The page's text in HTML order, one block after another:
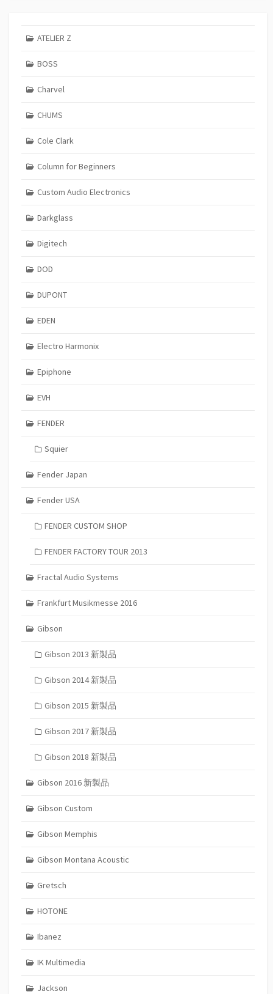
ATELIER Z
BOSS
Charvel
CHUMS
Cole Clark
Column for Beginners
Custom Audio Electronics
Darkglass
Digitech
DOD
DUPONT
EDEN
Electro Harmonix
Epiphone
EVH
FENDER
Squier
Fender Japan
Fender USA
FENDER CUSTOM SHOP
FENDER FACTORY TOUR 2013
Fractal Audio Systems
Frankfurt Musikmesse 2016
Gibson
Gibson 2013 新製品
Gibson 2014 新製品
Gibson 2015 新製品
Gibson 2017 新製品
Gibson 2018 新製品
Gibson 2016 新製品
Gibson Custom
Gibson Memphis
Gibson Montana Acoustic
Gretsch
HOTONE
Ibanez
IK Multimedia
Jackson